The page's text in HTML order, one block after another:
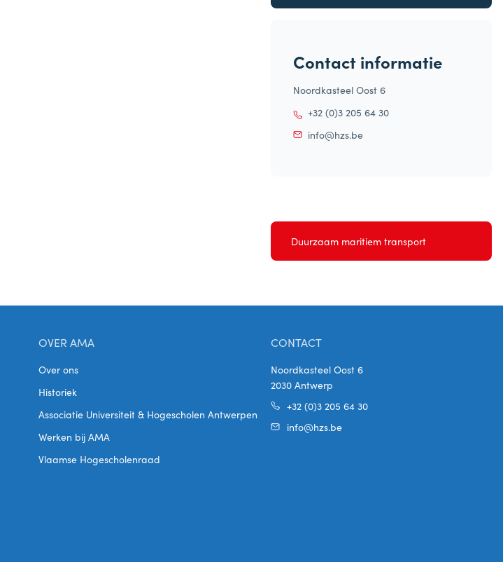
Contact informatie
Noordkasteel Oost 6
+32 (0)3 205 64 30
info@hzs.be
Duurzaam maritiem transport
OVER AMA
Over ons
Historiek
Associatie Universiteit & Hogescholen Antwerpen
Werken bij AMA
Vlaamse Hogescholenraad
CONTACT
Noordkasteel Oost 6
2030 Antwerp
+32 (0)3 205 64 30
info@hzs.be